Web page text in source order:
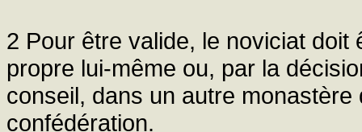
2 Pour être valide, le noviciat
propre lui-même ou, par la
conseil, dans un autre
confédération.